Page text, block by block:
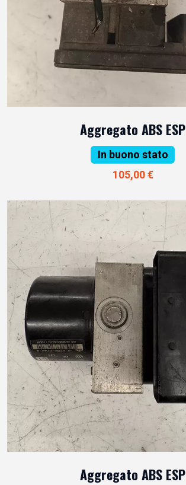
Aggregato ABS ESP
In buono stato
105,00 €
Aggregato ABS ESP